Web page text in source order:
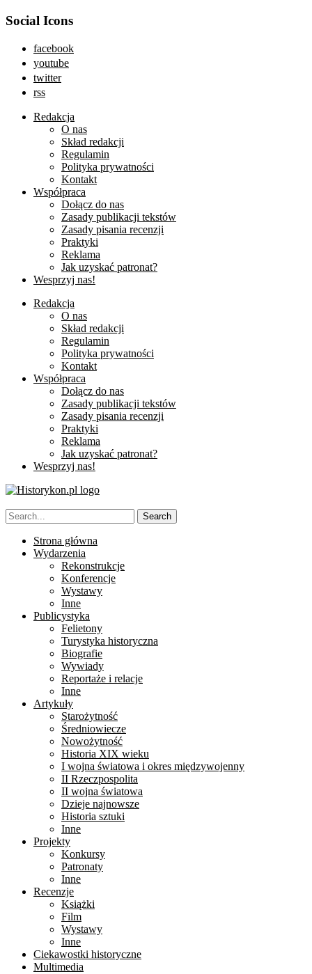
Social Icons
facebook
youtube
twitter
rss
Redakcja
O nas
Skład redakcji
Regulamin
Polityka prywatności
Kontakt
Współpraca
Dołącz do nas
Zasady publikacji tekstów
Zasady pisania recenzji
Praktyki
Reklama
Jak uzyskać patronat?
Wesprzyj nas!
Redakcja
O nas
Skład redakcji
Regulamin
Polityka prywatności
Kontakt
Współpraca
Dołącz do nas
Zasady publikacji tekstów
Zasady pisania recenzji
Praktyki
Reklama
Jak uzyskać patronat?
Wesprzyj nas!
Strona główna
Wydarzenia
Rekonstrukcje
Konferencje
Wystawy
Inne
Publicystyka
Felietony
Turystyka historyczna
Biografie
Wywiady
Reportaże i relacje
Inne
Artykuły
Starożytność
Średniowiecze
Nowożytność
Historia XIX wieku
I wojna światowa i okres międzywojenny
II Rzeczpospolita
II wojna światowa
Dzieje najnowsze
Historia sztuki
Inne
Projekty
Konkursy
Patronaty
Inne
Recenzje
Książki
Film
Wystawy
Inne
Ciekawostki historyczne
Multimedia